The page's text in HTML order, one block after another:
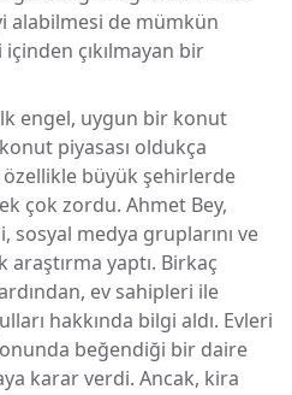
alabilmesi de mümkün
çıkılmayan bir
ilk engel, uygun bir konut
piyasası oldukça
büyük şehirlerde
çok zordu. Ahmet Bey,
medya gruplarını ve
yaptı. Birkaç
ev sahipleri ile
hakkında bilgi aldı. Evleri
beğendiği bir daire
karar verdi. Ancak, kira